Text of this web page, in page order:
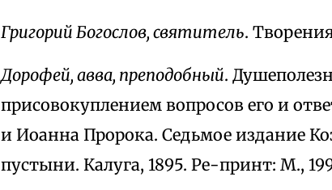
Григорий Богослов, святитель.
Дорофей, авва, преподобный.
присовокуплением вопросов его и
и Иоанна Пророка. Седьмое издание
пустыни. Калуга, 1895. Ре-принт: М.,